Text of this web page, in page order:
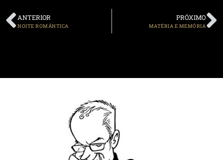
ANTERIOR
NOITE ROMÂNTICA
PRÓXIMO
MATÉRIA E MEMÓRIA